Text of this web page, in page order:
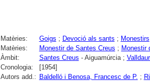
Matèries: Goigs ; Devoció als sants ; Monestirs
Matèries:
Monestir de Santes Creus ; Monestir
Àmbit:
Santes Creus - Aiguamúrcia ;
Cronologia:
[1954]
Autors add.: Baldelló i Benosa, Francesc de P. ;